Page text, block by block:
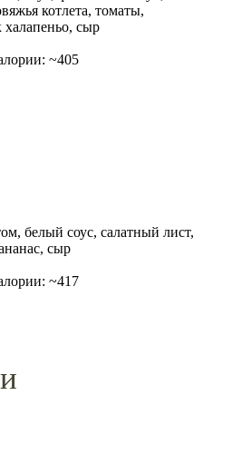
котлета, томаты,
халапеньо, сыр
~405
белый соус, салатный лист,
сыр
~417